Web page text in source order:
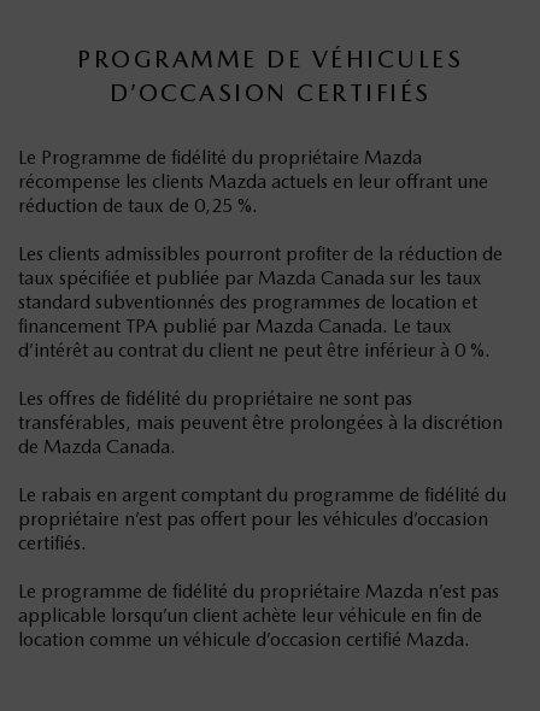
PROGRAMME DE VÉHICULES
D’OCCASION CERTIFIÉS
Le Programme de fidélité du propriétaire Mazda
récompense les clients Mazda actuels en leur offrant une
réduction de taux de 0,25 %.
Les clients admissibles pourront profiter de la réduction de
taux spécifiée et publiée par Mazda Canada sur les taux
standard subventionnés des programmes de location et
financement TPA publié par Mazda Canada. Le taux
d’intérêt au contrat du client ne peut être inférieur à 0 %.
Les offres de fidélité du propriétaire ne sont pas
transférables, mais peuvent être prolongées à la discrétion
de Mazda Canada.
Le rabais en argent comptant du programme de fidélité du
propriétaire n’est pas offert pour les véhicules d’occasion
certifiés.
Le programme de fidélité du propriétaire Mazda n’est pas
applicable lorsqu’un client achète leur véhicule en fin de
location comme un véhicule d’occasion certifié Mazda.